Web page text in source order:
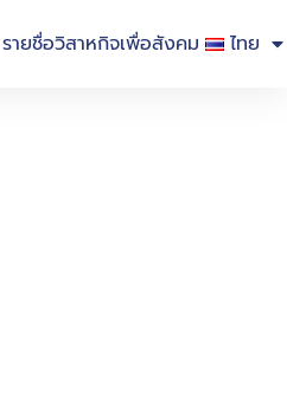
รายชื่อวิสาหกิจเพื่อสังคม ไทย